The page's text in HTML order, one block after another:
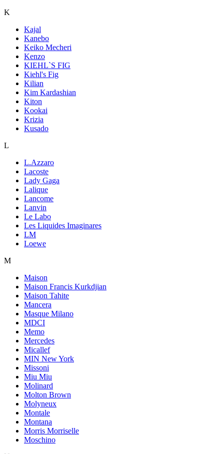
K
Kajal
Kanebo
Keiko Mecheri
Kenzo
KIEHL`S FIG
Kiehl's Fig
Kilian
Kim Kardashian
Kiton
Kookai
Krizia
Kusado
L
L.Azzaro
Lacoste
Lady Gaga
Lalique
Lancome
Lanvin
Le Labo
Les Liquides Imaginares
LM
Loewe
M
Maison
Maison Francis Kurkdjian
Maison Tahite
Mancera
Masque Milano
MDCI
Memo
Mercedes
Micallef
MIN New York
Missoni
Miu Miu
Molinard
Molton Brown
Molyneux
Montale
Montana
Morris Morriselle
Moschino